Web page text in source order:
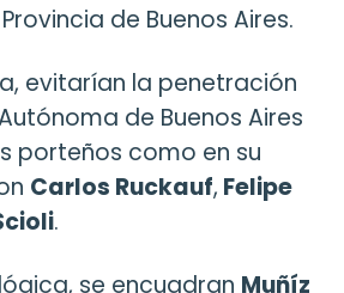
de Buenos Aires.
evitarían la penetración
de Buenos Aires
porteños como en su
Carlos Ruckauf, Felipe
.
se encuadran Muñíz